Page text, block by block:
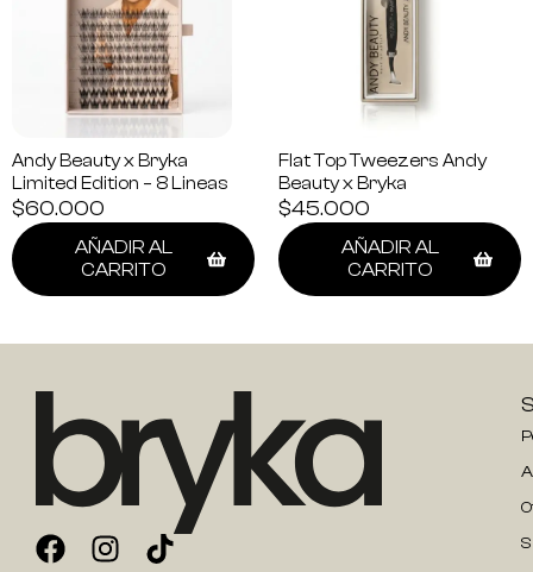
Andy Beauty x Bryka
Limited Edition – 8 Lineas
$60.000
AÑADIR AL
CARRITO
Flat Top Tweezers Andy
Beauty x Bryka
$45.000
AÑADIR AL
CARRITO